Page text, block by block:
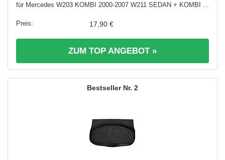
für Mercedes W203 KOMBI 2000-2007 W211 SEDAN + KOMBI ...
17,90 €
ZUM TOP ANGEBOT »
2